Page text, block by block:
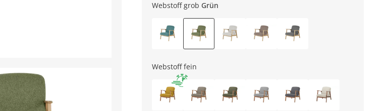
Webstoff grob Grün
Webstoff fein